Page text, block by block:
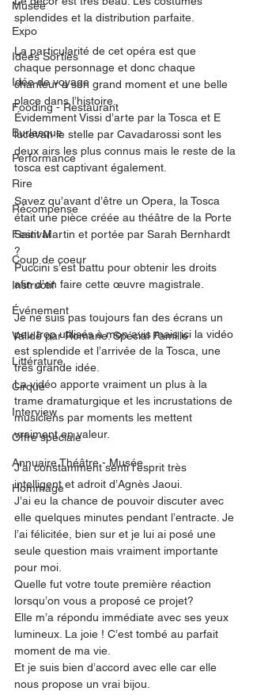
Musée
Expo
Idées Sorties
Idée de voyage
Fooding - Restaurant
Burlesque
Performance
Rire
Récompense
Festival
Coup de coeur
Instructif
Événement
Validé par Romane. Spécial Famille
Littérature
Cirque
Interview
Offre spéciale
Annuaire Théâtre - Musée
Hommage
splendides et la distribution parfaite.
La particularité de cet opéra est que
chaque personnage et donc chaque
chanteur a son grand moment et une belle
place dans l’histoire.
Évidemment Vissi d’arte par la Tosca et E
lucevan le stelle par Cavadarossi sont les
deux airs les plus connus mais le reste de la
tosca est captivant également.
Savez qu’avant d’être un Opera, la Tosca
était une pièce créée au théâtre de la Porte
Saint Martin et portée par Sarah Bernhardt
?
Puccini s’est battu pour obtenir les droits
afin d’en faire cette œuvre magistrale.
Je ne suis pas toujours fan des écrans un
peu trop utilisés à mon avis mais ici la vidéo
est splendide et l’arrivée de la Tosca, une
très grande idée.
La vidéo apporte vraiment un plus à la
trame dramaturgique et les incrustations de
musiciens par moments les mettent
vraiment en valeur.
J’ai constamment senti l’esprit très
intelligent et adroit d’Agnès Jaoui.
J’ai eu la chance de pouvoir discuter avec
elle quelques minutes pendant l’entracte. Je
l’ai félicitée, bien sur et je lui ai posé une
seule question mais vraiment importante
pour moi.
Quelle fut votre toute première réaction
lorsqu’on vous a proposé ce projet?
Elle m’a répondu immédiate avec ses yeux
lumineux. La joie ! C’est tombé au parfait
moment de ma vie.
Et je suis bien d’accord avec elle car elle
nous propose un vrai bijou.